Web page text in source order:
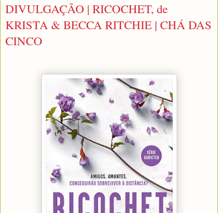
DIVULGAÇÃO | RICOCHET, de
KRISTA & BECCA RITCHIE | CHÁ DAS
CINCO